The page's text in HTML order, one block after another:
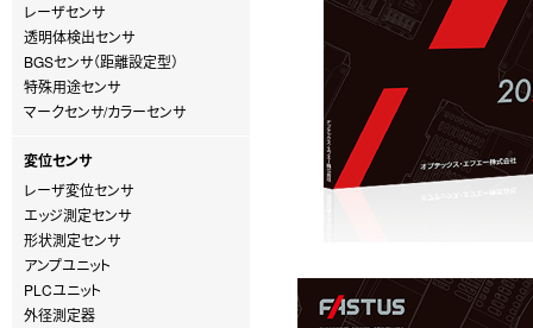
レーザセンサ
透明体検出センサ
BGSセンサ（距離設定型）
特殊用途センサ
マークセンサ/カラーセンサ
変位センサ
レーザ変位センサ
エッジ測定センサ
形状測定センサ
アンプユニット
PLCユニット
外径測定器